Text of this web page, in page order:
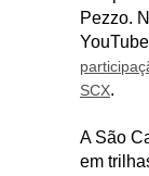
Pezzo.
SCX.
A São
em